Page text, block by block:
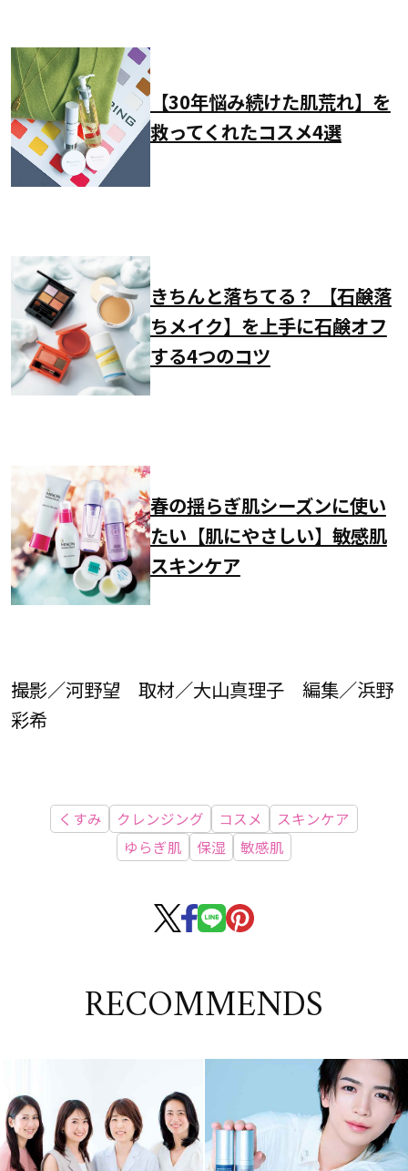
【30年悩み続けた肌荒れ】を
救ってくれたコスメ4選
きちんと落ちてる？ 【石鹸落
ちメイク】を上手に石鹸オフ
する4つのコツ
春の揺らぎ肌シーズンに使い
たい【肌にやさしい】敏感肌
スキンケア
撮影／河野望 取材／大山真理子 編集／浜野
彩希
くすみ クレンジング コスメ
スキンケア
ゆらぎ肌
保湿 敏感肌
RECOMMENDS